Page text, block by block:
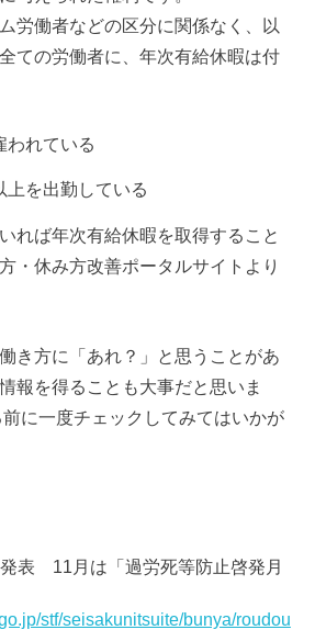
労働者などの区分に関係なく、以
ての労働者に、年次有給休暇は付
われている
上を出勤している
れば年次有給休暇を取得すること
・休み方改善ポータルサイトより
き方に「あれ？」と思うことがあ
報を得ることも大事だと思いま
に一度チェックしてみてはいかが
表 11月は「過労死等防止啓発月
stf/seisakunitsuite/bunya/roudou